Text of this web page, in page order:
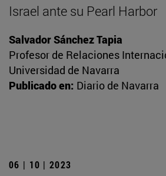
Israel ante su Pearl Harbor
Salvador Sánchez Tapia
Profesor de Relaciones
Universidad de Navarra
Publicado en: Diario de Navarra
06 | 10 | 2023